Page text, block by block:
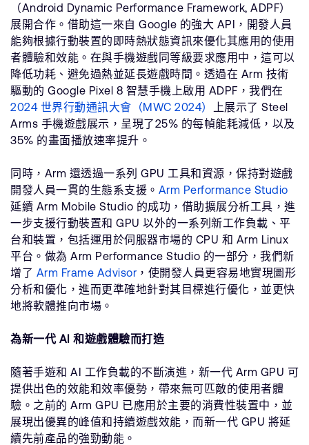
（Android Dynamic Performance Framework, ADPF）
展開合作。借助這一來自 Google 的強大 API，開發人員
能夠根據行動裝置的即時熱狀態資訊來優化其應用的使用
者體驗和效能。在與手機遊戲同等級要求應用中，這可以
降低功耗、避免過熱並延長遊戲時間。透過在 Arm 技術
驅動的 Google Pixel 8 智慧手機上啟用 ADPF，我們在
2024 世界行動通訊大會（MWC 2024）
上展示了 Steel
Arms 手機遊戲展示，呈現了25% 的每幀能耗減低，以及
35% 的畫面播放速率提升。
同時，Arm 還透過一系列 GPU 工具和資源，保持對遊戲
開發人員一貫的生態系支援。 Arm Performance Studio
延續 Arm Mobile Studio 的成功，借助擴展分析工具，進
一步支援行動裝置和 GPU 以外的一系列新工作負載、平
台和裝置，包括運用於伺服器市場的 CPU 和 Arm Linux
平台。做為 Arm Performance Studio 的一部分，我們新
增了 Arm Frame Advisor ，使開發人員更容易地實現圖形
分析和優化，進而更準確地針對其目標進行優化，並更快
地將軟體推向市場。
為新一代 AI 和遊戲體驗而打造
隨著手遊和 AI 工作負載的不斷演進，新一代 Arm GPU 可
提供出色的效能和效率優勢，帶來無可匹敵的使用者體
驗。之前的 Arm GPU 已應用於主要的消費性裝置中，並
展現出優異的峰值和持續遊戲效能，而新一代 GPU 將延
續先前產品的強勁動能。